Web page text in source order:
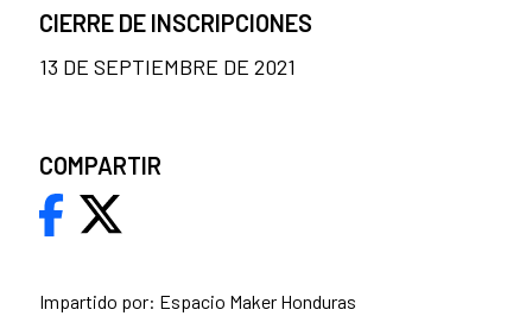
Impartido por: Espacio Maker Honduras
CIERRE DE INSCRIPCIONES
13 DE SEPTIEMBRE DE 2021
COMPARTIR